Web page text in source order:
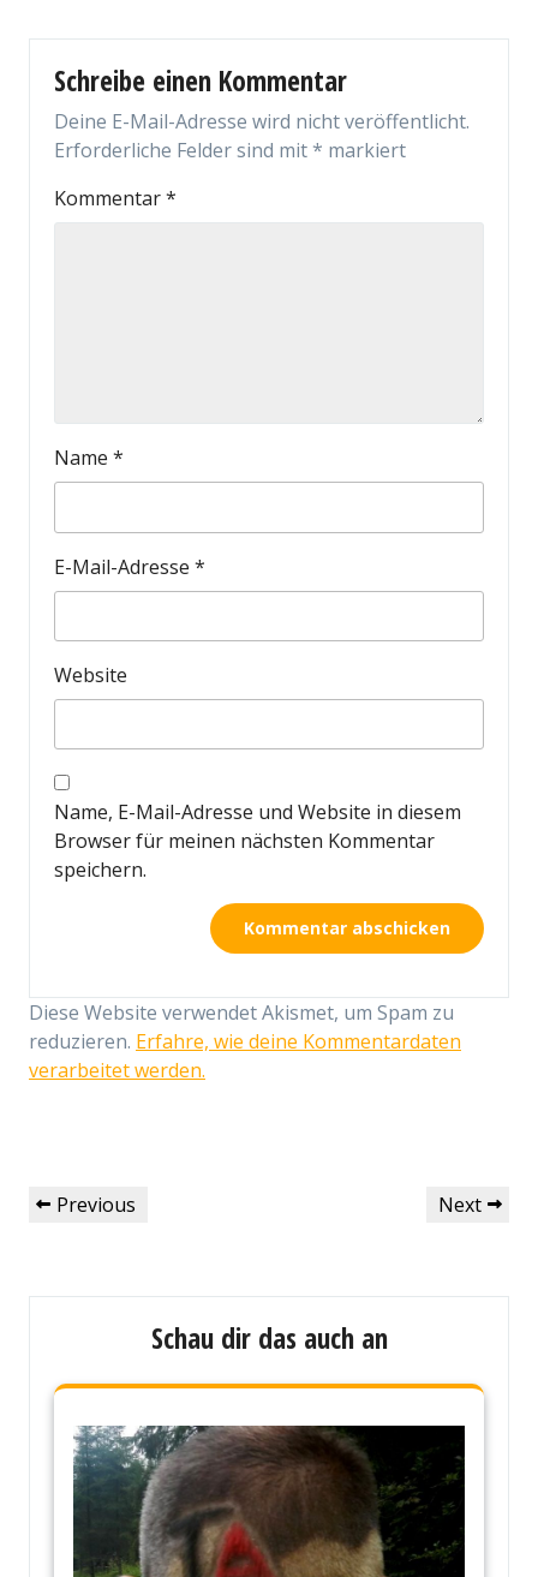
Schreibe einen Kommentar
Deine E-Mail-Adresse wird nicht veröffentlicht.
Erforderliche Felder sind mit* markiert
Kommentar*
Name *
E-Mail-Adresse *
Website
Name, E-Mail-Adresse und Website in diesem
Browser für meinen nächsten Kommentar
speichern.
Diese Website verwendet Akismet, um Spam zu
reduzieren. Erfahre, wie deine Kommentardaten
verarbeitet werden.
Beitragsnavigation
Previous
Previous
Next
Next
Schau dir das auch an